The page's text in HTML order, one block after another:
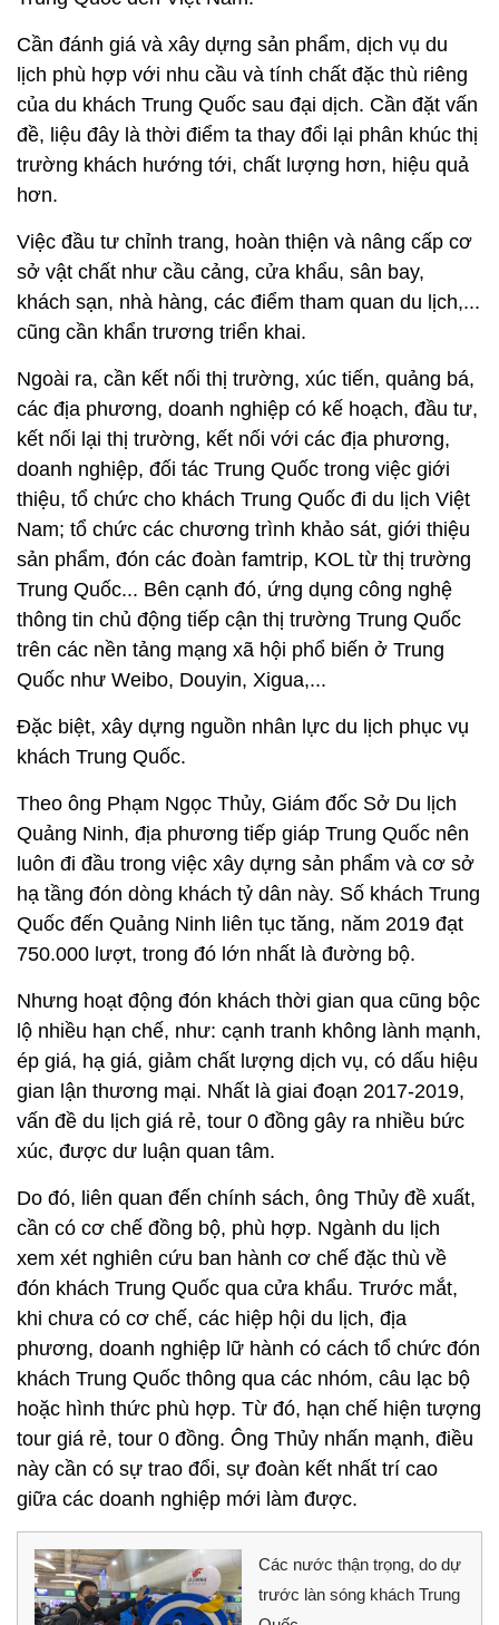
Cần đánh giá và xây dựng sản phẩm, dịch vụ du
lịch phù hợp với nhu cầu và tính chất đặc thù riêng
của du khách Trung Quốc sau đại dịch. Cần đặt vấn
đề, liệu đây là thời điểm ta thay đổi lại phân khúc thị
trường khách hướng tới, chất lượng hơn, hiệu quả
hơn.
Việc đầu tư chỉnh trang, hoàn thiện và nâng cấp cơ
sở vật chất như cầu cảng, cửa khẩu, sân bay,
khách sạn, nhà hàng, các điểm tham quan du lịch,...
cũng cần khẩn trương triển khai.
Ngoài ra, cần kết nối thị trường, xúc tiến, quảng bá,
các địa phương, doanh nghiệp có kế hoạch, đầu tư,
kết nối lại thị trường, kết nối với các địa phương,
doanh nghiệp, đối tác Trung Quốc trong việc giới
thiệu, tổ chức cho khách Trung Quốc đi du lịch Việt
Nam; tổ chức các chương trình khảo sát, giới thiệu
sản phẩm, đón các đoàn famtrip, KOL từ thị trường
Trung Quốc... Bên cạnh đó, ứng dụng công nghệ
thông tin chủ động tiếp cận thị trường Trung Quốc
trên các nền tảng mạng xã hội phổ biến ở Trung
Quốc như Weibo, Douyin, Xigua,...
Đặc biệt, xây dựng nguồn nhân lực du lịch phục vụ
khách Trung Quốc.
Theo ông Phạm Ngọc Thủy, Giám đốc Sở Du lịch
Quảng Ninh, địa phương tiếp giáp Trung Quốc nên
luôn đi đầu trong việc xây dựng sản phẩm và cơ sở
hạ tầng đón dòng khách tỷ dân này. Số khách Trung
Quốc đến Quảng Ninh liên tục tăng, năm 2019 đạt
750.000 lượt, trong đó lớn nhất là đường bộ.
Nhưng hoạt động đón khách thời gian qua cũng bộc
lộ nhiều hạn chế, như: cạnh tranh không lành mạnh,
ép giá, hạ giá, giảm chất lượng dịch vụ, có dấu hiệu
gian lận thương mại. Nhất là giai đoạn 2017-2019,
vấn đề du lịch giá rẻ, tour 0 đồng gây ra nhiều bức
xúc, được dư luận quan tâm.
Do đó, liên quan đến chính sách, ông Thủy đề xuất,
cần có cơ chế đồng bộ, phù hợp. Ngành du lịch
xem xét nghiên cứu ban hành cơ chế đặc thù về
đón khách Trung Quốc qua cửa khẩu. Trước mắt,
khi chưa có cơ chế, các hiệp hội du lịch, địa
phương, doanh nghiệp lữ hành có cách tổ chức đón
khách Trung Quốc thông qua các nhóm, câu lạc bộ
hoặc hình thức phù hợp. Từ đó, hạn chế hiện tượng
tour giá rẻ, tour 0 đồng. Ông Thủy nhấn mạnh, điều
này cần có sự trao đổi, sự đoàn kết nhất trí cao
giữa các doanh nghiệp mới làm được.
Các nước thận trọng, do dự
trước làn sóng khách Trung